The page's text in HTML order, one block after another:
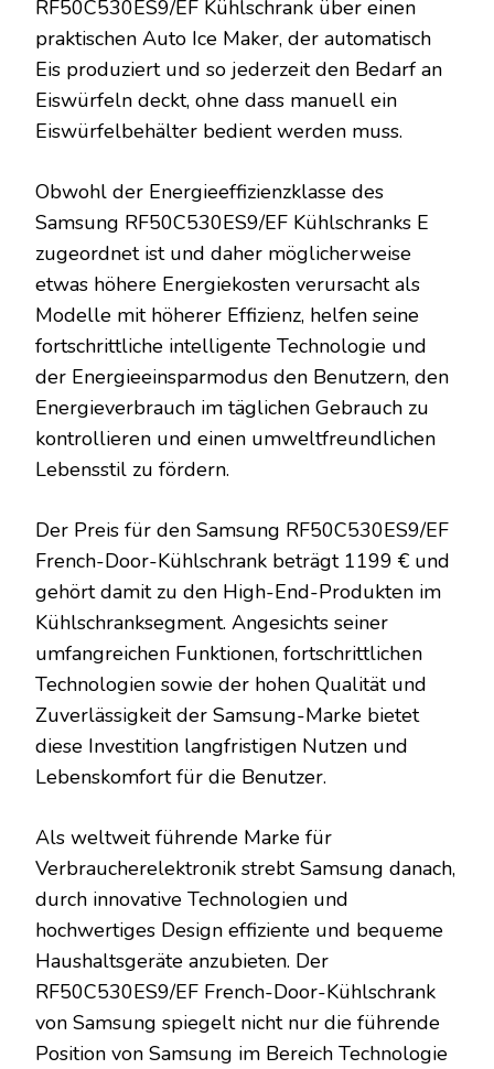
RF50C530ES9/EF Kühlschrank über einen
praktischen Auto Ice Maker, der automatisch
Eis produziert und so jederzeit den Bedarf an
Eiswürfeln deckt, ohne dass manuell ein
Eiswürfelbehälter bedient werden muss.
Obwohl der Energieeffizienzklasse des
Samsung RF50C530ES9/EF Kühlschranks E
zugeordnet ist und daher möglicherweise
etwas höhere Energiekosten verursacht als
Modelle mit höherer Effizienz, helfen seine
fortschrittliche intelligente Technologie und
der Energieeinsparmodus den Benutzern, den
Energieverbrauch im täglichen Gebrauch zu
kontrollieren und einen umweltfreundlichen
Lebensstil zu fördern.
Der Preis für den Samsung RF50C530ES9/EF
French-Door-Kühlschrank beträgt 1199 € und
gehört damit zu den High-End-Produkten im
Kühlschranksegment. Angesichts seiner
umfangreichen Funktionen, fortschrittlichen
Technologien sowie der hohen Qualität und
Zuverlässigkeit der Samsung-Marke bietet
diese Investition langfristigen Nutzen und
Lebenskomfort für die Benutzer.
Als weltweit führende Marke für
Verbraucherelektronik strebt Samsung danach,
durch innovative Technologien und
hochwertiges Design effiziente und bequeme
Haushaltsgeräte anzubieten. Der
RF50C530ES9/EF French-Door-Kühlschrank
von Samsung spiegelt nicht nur die führende
Position von Samsung im Bereich Technologie